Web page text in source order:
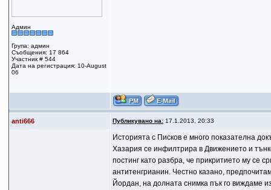
Админ
Група: админ
Съобщения: 17 864
Участник # 544
Дата на регистрация: 10-August
06
anti666 Публикувано на:17.1.2013, 20:33
Историята с Писков е много показателна
Хазария се инфилтрира в Движението и
постинг като разбра, че прикритието му се
антитенгрианин. Честно казано,
Йордан, на долната снимка пък го виждаме